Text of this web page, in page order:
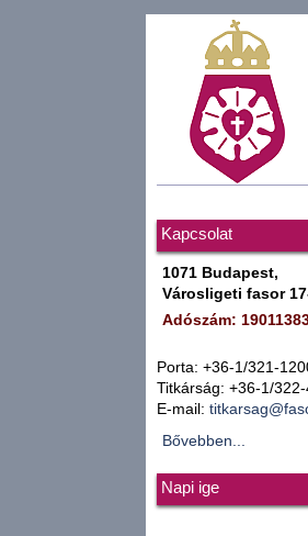
Kapcsolat
1071 Budapest,
Városligeti fasor
Adószám:
Porta: +36-1/321-
Titkárság: +36-1/
E-mail:
Bővebben...
Napi ige